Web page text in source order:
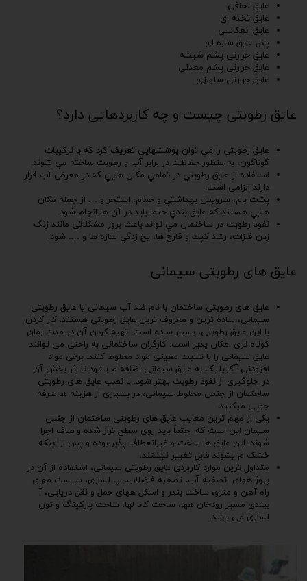
عایق لحافی
عایق تخته ای
عایق انعکاسی
پانل عایق سازه ای
عایق حرارتی پشم شیشه
عایق حرارتی پشم معدنی
عایق حرارتی سلولزی
عایق رطوبتی چیست و چه کاربردهایی دارد؟
عايق رطوبتي را مي توان پوششهايي تعريف كرد كه با تركيبات
گوناگون، به منظور حفاظت در برابر آب و رطوبت ساخته مي شوند.
استفاده از عايق رطوبتي در تمامي مكان هايي كه در معرض آب قرار
دارند الزامی است.
پشت بام، سرويس بهداشتي و حمام، استخر و … از جمله مكان
هايي هستند كه عايق بندي حتما بايد در آن ها انجام شود.
نفوذ رطوبت در ساختمان مي تواند باعث بروز مشکلاتی مانند زنگ
زدن فلزات، رشد كپك و قارچ ها، يخ زدگي سازه ها و …. شود.
عایق های رطوبتی سیمانی
عایق های رطوبتی ساختمان با نام ضد آب سیمانی یا عایق رطوبتی
سیمانی، ساده ترین و معروف ترین عایق رطوبتی هستند. کار کردن
با این عایق رطوبتی، بسیار ساده است. تهیه کردن آن در مدت زمان
کوتاه تری امکان پذیر است. کارگران ساختمانی به راحتی می توانند
عایق سیمانی را با نسبت معینی مواد مخلوط کنند. برخی مواد
افزودنی آکریلیک به عایق سیمانی اضافه م یشود تا اثر بخش آن
در جلوگیری از نفوذ رطوبت بهتر شود. با نصب عایق های رطوبتی
ساختمان از جنس مخلوط سیمانی، در بسیاری از هزینه ها صرفه
جویی میکنید.
یکی از مهم ترین معایب عایق های رطوبتی ساختمان از جنس
سیمان این است که حتماً باید روی سطح تراز شده و صاف اجرا
شوند. این عایق ها سخت و غیرانعطاف پذیر بوده و پس از اینکه
خشک م یشوند قابل تغییر نیستند.
متداول ترین موارد کاربردی عایق رطوبتی سیمانی، استفاده از آن در
پروژ ههای تصفیه آب، تصفیه فاضلاب، پ لسازی، سیست مهای
راه آهن و مترو، ساخت بندر و اسکل ههای حمل و نقل دریایی، آ
ببندی مسیر رودخان هها، ساخت کانا لها، ساخت پارکینگ و تون
لسازی می باشد.